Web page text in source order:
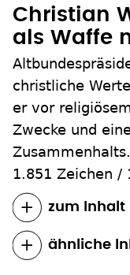
Christian
als Waffe
christliche
er vor
Zwecke und
Zusammenhalts.
1.851 Zeichen /
zum Inhalt
ähnliche